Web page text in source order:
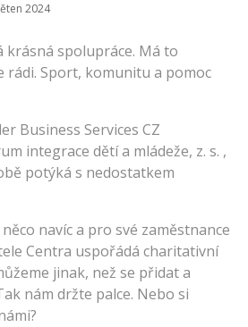
2024
krásná spolupráce. Má to
rádi. Sport, komunitu a pomoc
Business Services CZ
integrace dětí a mládeže, z. s. ,
potýká s nedostatkem
navíc a pro své zaměstnance
Centra uspořádá charitativní
jinak, než se přidat a
nám držte palce. Nebo si